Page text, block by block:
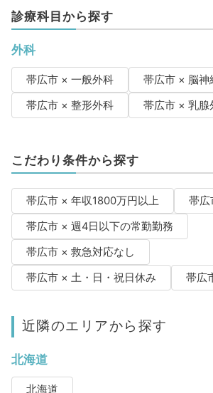
診療科目から探す
外科
帯広市 × 一般外科
帯広市 × 脳神
帯広市 × 整形外科
帯広市 × 乳腺
こだわり条件から探す
帯広市 × 年収1800万円以上
帯広
帯広市 × 週4日以下の常勤勤務
帯広市 × 救急対応なし
帯広市 × 土・日・祝日休み
帯広
近隣のエリアから探す
北海道
北海道